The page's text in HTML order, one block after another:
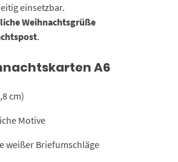
einsetzbar.
Weihnachtsgrüße
.
A6
cm)
Motive
weißer Briefumschläge